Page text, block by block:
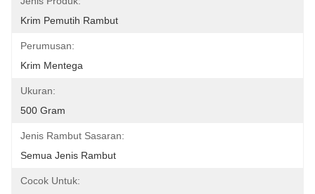
Krim Pemutih Rambut
Perumusan:
Krim Mentega
Ukuran:
500 Gram
Jenis Rambut Sasaran:
Semua Jenis Rambut
Cocok Untuk: